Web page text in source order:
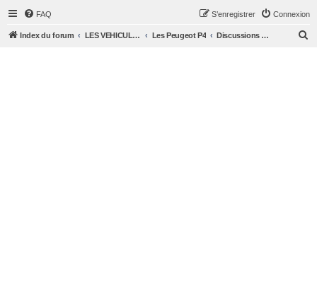
FAQ Connexion
S’enregistrer
Index du forum LES VEHICULES MILITAIRES Les Peugeot P4 Discussions Générales